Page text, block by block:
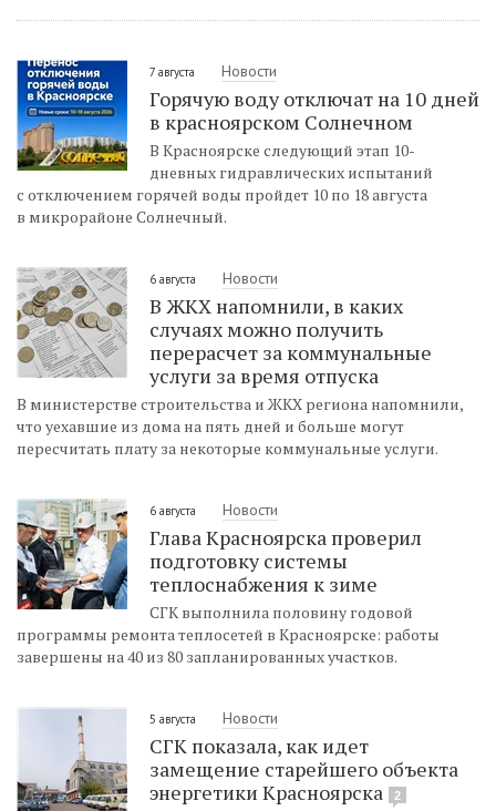
7 августа Новости
Горячую воду отключат на 10 дней
в красноярском Солнечном
В Красноярске следующий этап 10-
дневных гидравлических испытаний
с отключением горячей воды пройдет 10 по 18 августа
в микрорайоне Солнечный.
6 августа Новости
В ЖКХ напомнили, в каких
случаях можно получить
перерасчет за коммунальные
услуги за время отпуска
В министерстве строительства и ЖКХ региона напомнили,
что уехавшие из дома на пять дней и больше могут
пересчитать плату за некоторые коммунальные услуги.
6 августа Новости
Глава Красноярска проверил
подготовку системы
теплоснабжения к зиме
СГК выполнила половину годовой
программы ремонта теплосетей в Красноярске: работы
завершены на 40 из 80 запланированных участков.
5 августа Новости
СГК показала, как идет
замещение старейшего объекта
энергетики Красноярска
2